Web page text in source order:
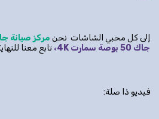
إلى كل محبي الشاشات نحن مركز صيانة
جاك 50 بوصة سمارت 4
K ، تابع معنا
فيديو ذا صلة: